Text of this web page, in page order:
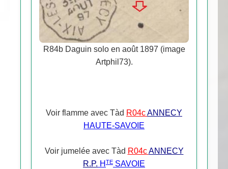
R84b Daguin solo en août 1897 (image
Artphil73).
Voir flamme avec Tàd R04cANNECY
HAUTE-SAVOIE
Voir jumelée avec Tàd R04cANNECY
R.P. H TE SAVOIE